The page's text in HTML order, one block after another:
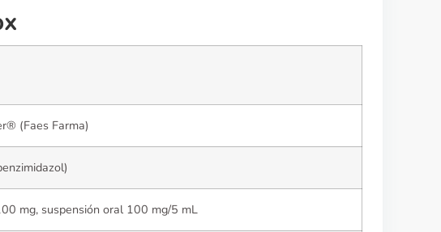
(Faes Farma)
mg, suspensión oral 100 mg/5 mL